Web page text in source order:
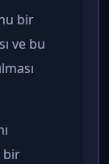
bir
ve bu
bir